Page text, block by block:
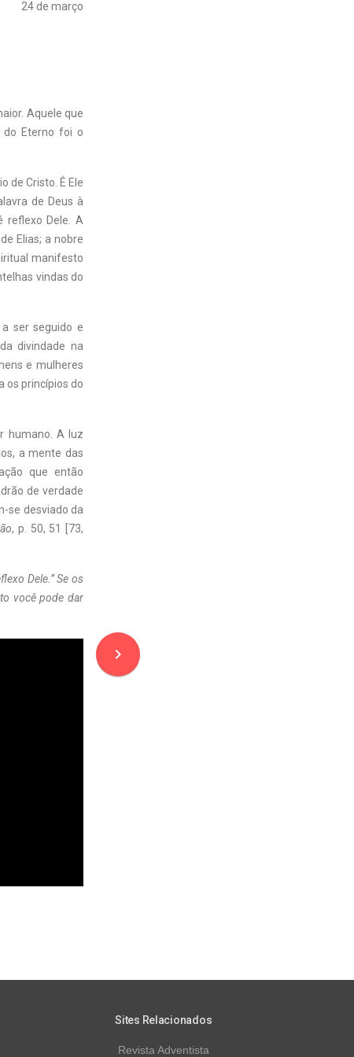
24 de março
Aquele que
do Eterno foi o
de Cristo. É Ele
de Deus à
reflexo Dele. A
Elias; a nobre
manifesto
vindas do
ser seguido e
divindade na
e mulheres
os princípios do
humano. A luz
a mente das
que então
de verdade
se desviado da
, p. 50, 51 [73,
Dele.” Se os
você pode dar
navigate_next
Sites Relacionados
Revista Adventista